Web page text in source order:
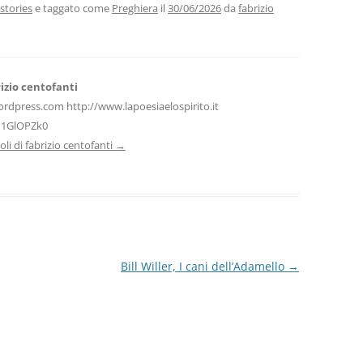
vie taggato come Preghiera il30/06/2026da fabrizio
centofanti
http://www.lapoesiaelospirito.it
di fabrizio centofanti →
Bill Willer, I cani dell’Adamello →